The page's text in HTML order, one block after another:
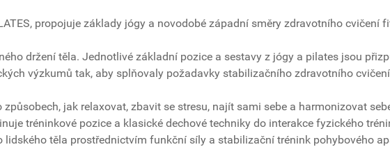
propojuje základy jógy a novodobé západní směry zdravotního cvičení
držení těla. Jednotlivé základní pozice a sestavy z jógy a pilates jsou
výzkumů tak, aby splňovaly požadavky stabilizačního zdravotního
jak relaxovat, zbavit se stresu, najít sami sebe a harmonizovat
tréninkové pozice a klasické dechové techniky do interakce fyzického
těla prostřednictvím funkční síly a stabilizační trénink pohybového